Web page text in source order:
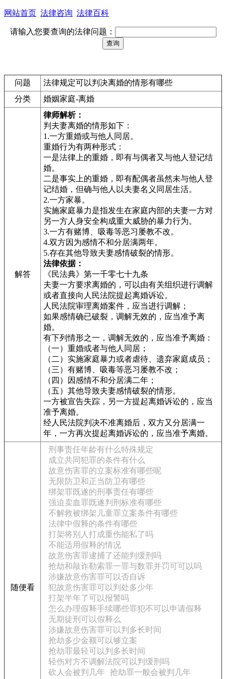
网站首页 法律咨询 法律百科
请输入您要查询的法律问题：
问题
法律规定可以判决离婚的情形有哪些
分类
婚姻家庭-离婚
解答
律师解析：
判夫妻离婚的情形如下：
1.一方重婚或与他人同居。
重婚行为有两种形式：
一是法律上的重婚，即有与偶者又与他人登记结
婚。
二是事实上的重婚，即有配偶者虽然未与他人登
记结婚，但确与他人以夫妻名义同居生活。
2.一方家暴。
实施家庭暴力是指发生在家庭内部的夫妻一方对
另一方人身安全构成重大威胁的暴力行为。
3.一方有赌博、吸毒等恶习屡教不改。
4.双方因为感情不和分居满两年。
5.存在其他导致夫妻感情破裂的情形。
法律依据：
《民法典》第一千零七十九条
夫妻一方要求离婚的，可以由有关组织进行调解
或者直接向人民法院提起离婚诉讼。
人民法院审理离婚案件，应当进行调解；
如果感情确已破裂，调解无效的，应当准予离
婚。
有下列情形之一，调解无效的，应当准予离婚：
（一）重婚或者与他人同居；
（二）实施家庭暴力或者虐待、遗弃家庭成员；
（三）有赌博、吸毒等恶习屡教不改；
（四）因感情不和分居满二年；
（五）其他导致夫妻感情破裂的情形。
一方被宣告失踪，另一方提起离婚诉讼的，应当
准予离婚。
经人民法院判决不准离婚后，双方又分居满一
年，一方再次提起离婚诉讼的，应当准予离婚。
随便看
刑事责任年龄有什么特殊规定
成立共同犯罪的条件有什么
故意伤害罪的立案标准有哪些呢
无限防卫和正当防卫有哪些
绑架罪既遂的刑事责任有哪些
强迫卖血罪既遂判刑标准有哪些
不解救被绑架儿童罪立案条件有哪些
法律中假释的条件有哪些
打架将别人打成重伤能私了吗
不能适用假释的情况
故意伤害罪逮捕了还能判缓刑吗
抢劫和敲诈勒索罪一罪与数罪并罚可可以吗
涉嫌故意伤害罪可以否自诉
犯故意伤害罪可以判处多少年
打架半年了可以报警吗
怎么办理假释手续哪些罪犯不可以申请假释
无期徒刑可以假释么
涉嫌故意伤害罪可以判多长时间
抢劫多少金额可以够立案
抢劫罪最轻可以判多长时间
轻伤对方不调解法院可以判缓刑吗
砍人会被判几年
抢劫罪一般会被判几年